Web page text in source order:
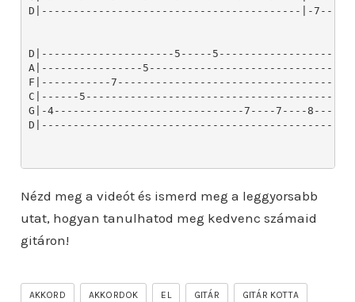
Nézd meg a videót és ismerd meg a leggyorsabb
utat, hogyan tanulhatod meg kedvenc számaid
gitáron!
AKKORD AKKORDOK EL GITÁR GITÁR KOTTA